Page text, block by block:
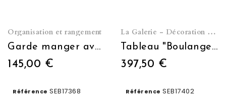
Organisation et rangement
Garde manger avec étagère en verre
145,00 €
Référence SEB17368
La Galerie - Décoration murale
Tableau "Boulangerie Patisserie"
397,50 €
Référence SEB17402